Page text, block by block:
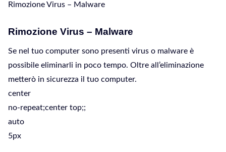
Rimozione Virus – Malware
Rimozione Virus – Malware
Se nel tuo computer sono presenti virus o malware è
possibile eliminarli in poco tempo. Oltre all’eliminazione
metterò in sicurezza il tuo computer.
center
no-repeat;center top;;
auto
5px